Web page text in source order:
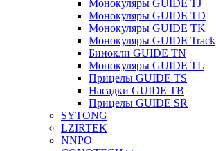
Монокуляры GUIDE TJ
Монокуляры GUIDE TD
Монокуляры GUIDE TK
Монокуляры GUIDE Track
Бинокли GUIDE TN
Монокуляры GUIDE TL
Прицелы GUIDE TS
Насадки GUIDE TB
Прицелы GUIDE SR
SYTONG
LZIRTEK
NNPO